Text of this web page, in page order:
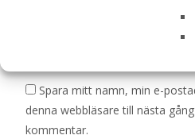
Spara mitt namn, min e-
denna webbläsare till nästa
kommentar.